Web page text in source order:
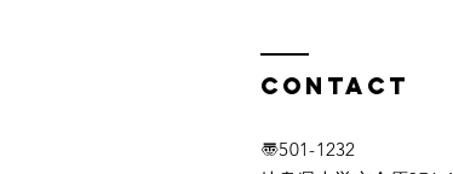
Contact
〠501-1232